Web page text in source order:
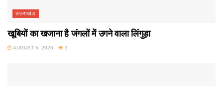
उत्तराखंड
खूबियों का खजाना है जंगलों में उगने वाला लिंगुड़ा
AUGUST 6, 2026 3